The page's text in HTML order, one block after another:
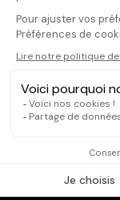
CONNEXION